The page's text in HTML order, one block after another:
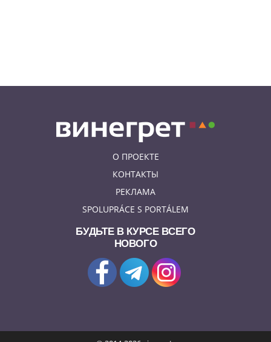
О ПРОЕКТЕ
КОНТАКТЫ
РЕКЛАМА
SPOLUPRÁCE S PORTÁLEM
БУДЬТЕ В КУРСЕ ВСЕГО
НОВОГО